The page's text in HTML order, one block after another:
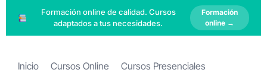
Formación online de calidad. Cursos
adaptados a tus necesidades.
Formación
online →
Inicio Cursos Online
Cursos Presenciales